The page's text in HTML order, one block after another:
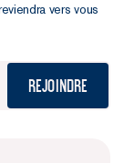
vers vous
Rejoindre